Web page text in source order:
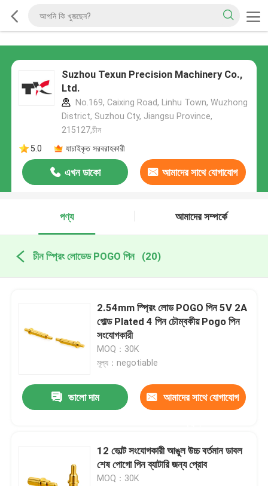
Suzhou Texun Precision Machinery Co.,
Ltd.
No.169, Caixing Road, Linhu Town, Wuzhong
District, Suzhou Cty, Jiangsu Province,
215127,চীন
5.0
যাচাইকৃত সরবরাহকারী
এখন ডাকো আমাদের সাথে যোগাযোগ
পণ্য
আমাদের সম্পর্কে
চীন স্প্রিং লোডেড POGO পিন (20)
2.54mm স্প্রিং লোড POGO পিন 5V 2A
গোল্ড Plated 4 পিন চৌম্বকীয় Pogo পিন
সংযোগকারী
MOQ：30K
মূল্য：negotiable
ভালো দাম আমাদের সাথে যোগাযোগ
12 ভোল্ট সংযোগকারী আঙুল উচ্চ বর্তমান ডাবল
শেষ পোগো পিন ব্যাটারি জন্য প্রোব
MOQ：30K